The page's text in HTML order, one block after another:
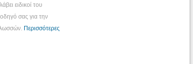
ειδικοί του
σας για την
Περισσότερες